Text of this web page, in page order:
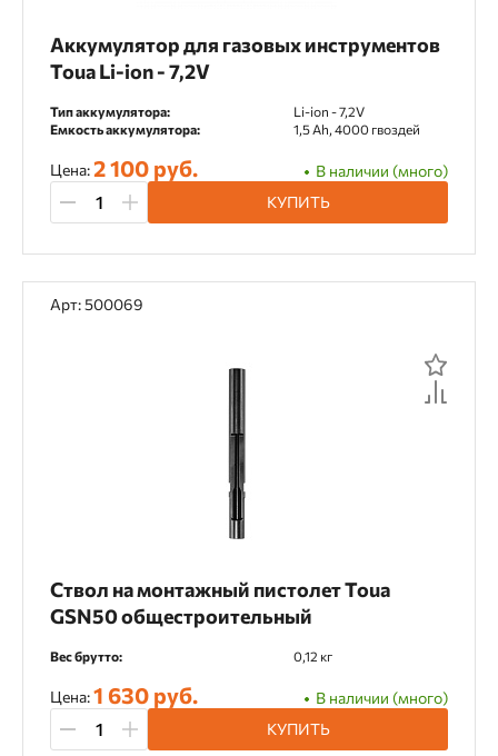
Аккумулятор для газовых инструментов
Toua Li-ion - 7,2V
Тип аккумулятора:
Li-ion - 7,2V
Емкость аккумулятора:
1,5 Ah, 4000 гвоздей
Цена:2 100 руб.
В наличии (много)
КУПИТЬ
Арт: 500069
Ствол на монтажный пистолет Toua
GSN50 общестроительный
Вес брутто: 0,12 кг
Цена:1 630 руб.
В наличии (много)
КУПИТЬ